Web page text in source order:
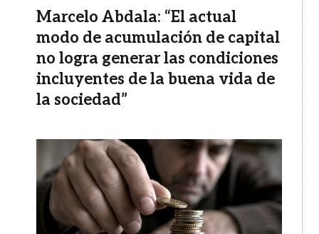
Marcelo Abdala: “El actual
modo de acumulación de capital
no logra generar las condiciones
incluyentes de la buena vida de
la sociedad”
Imagen